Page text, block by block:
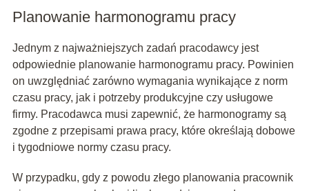
Planowanie harmonogramu pracy
Jednym z najważniejszych zadań pracodawcy jest
odpowiednie planowanie harmonogramu pracy. Powinien
on uwzględniać zarówno wymagania wynikające z norm
czasu pracy, jak i potrzeby produkcyjne czy usługowe
firmy. Pracodawca musi zapewnić, że harmonogramy są
zgodne z przepisami prawa pracy, które określają dobowe
i tygodniowe normy czasu pracy.
W przypadku, gdy z powodu złego planowania pracownik